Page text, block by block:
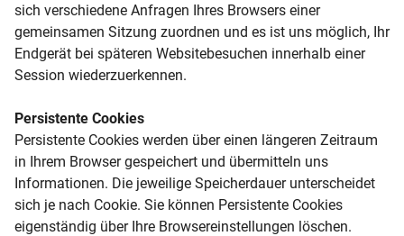
sich verschiedene Anfragen Ihres Browsers einer
gemeinsamen Sitzung zuordnen und es ist uns möglich, Ihr
Endgerät bei späteren Websitebesuchen innerhalb einer
Session wiederzuerkennen.
Persistente Cookies
Persistente Cookies werden über einen längeren Zeitraum
in Ihrem Browser gespeichert und übermitteln uns
Informationen. Die jeweilige Speicherdauer unterscheidet
sich je nach Cookie. Sie können Persistente Cookies
eigenständig über Ihre Browsereinstellungen löschen.